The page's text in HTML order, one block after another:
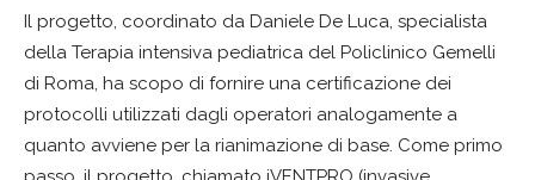
Il progetto, coordinato da Daniele De Luca, specialista
della Terapia intensiva pediatrica del Policlinico Gemelli
di Roma, ha scopo di fornire una certificazione dei
protocolli utilizzati dagli operatori analogamente a
quanto avviene per la rianimazione di base. Come primo